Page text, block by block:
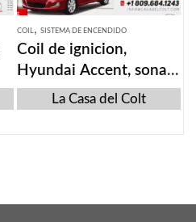
COIL , SISTEMA DE ENCENDIDO
Coil de ignicion,
Hyundai Accent, sonata
y20, kia k5 2013
La Casa del Colt